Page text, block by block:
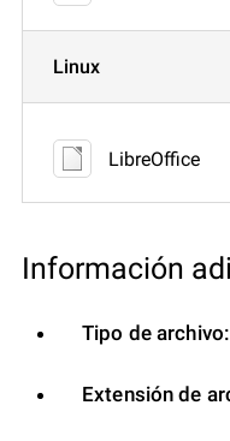
Linux
LibreOffice
Información
Tipo de archivo:
Extensión de